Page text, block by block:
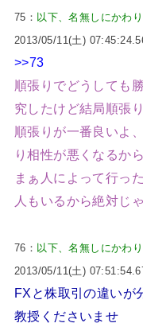
75： 以下、名無しにかわ
2013/05/11(土)
>>73
順張りでどうしても
究したけど結局順張
順張りが一番良いよ
り相性が悪くなるか
まぁ人によって行っ
人もいるから絶対じ
76： 以下、名無しにかわ
2013/05/11(土)
FXと株取引の違いが
教授くださいませ